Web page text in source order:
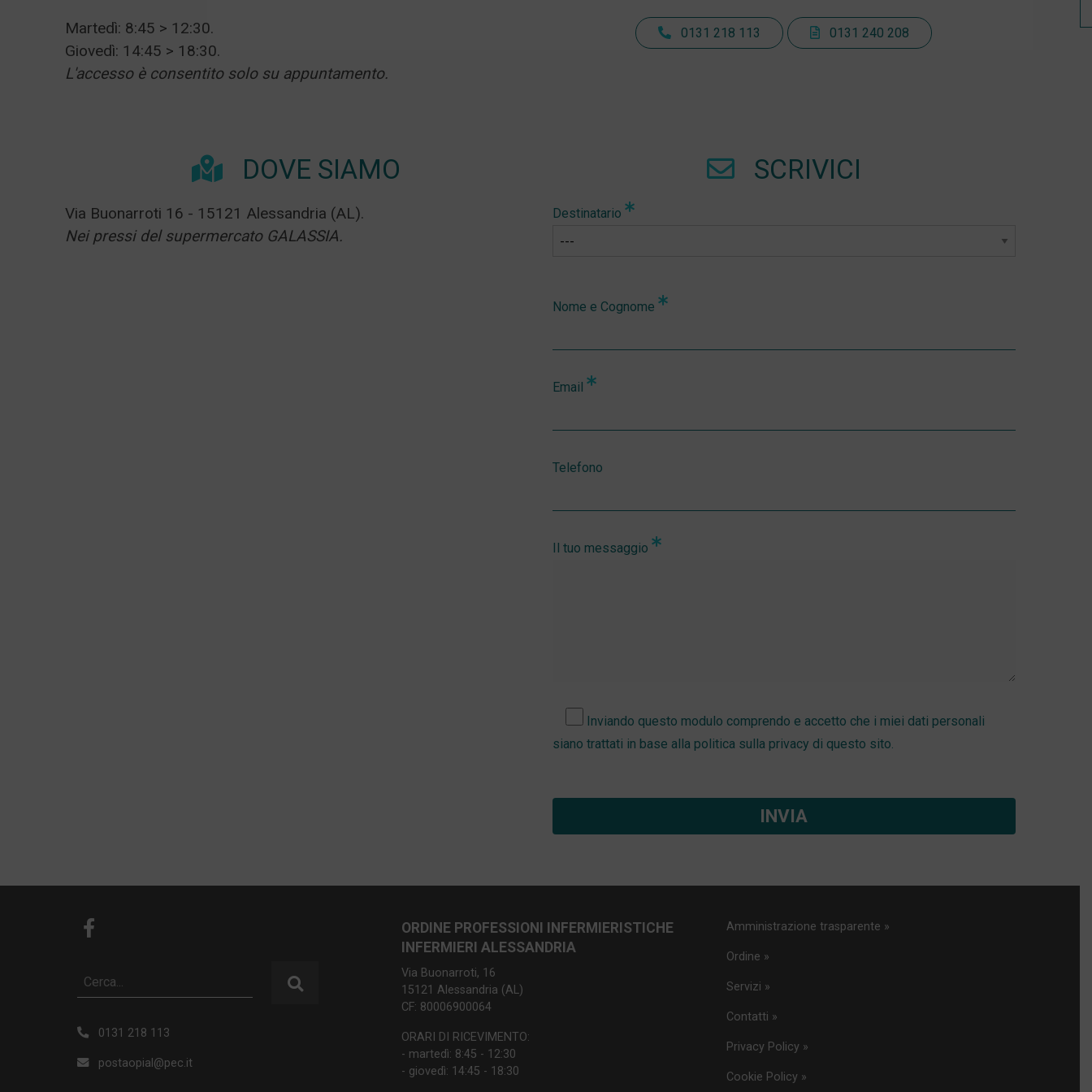
Martedì: 8:45 > 12:30.
Giovedì: 14:45 > 18:30.
L'accesso è consentito solo su appuntamento.
0131 218 113 0131 240 208
DOVE SIAMO
Via Buonarroti 16 - 15121 Alessandria (AL).
Nei pressi del supermercato GALASSIA.
SCRIVICI
Destinatario
Nome e Cognome
Email
Telefono
Il tuo messaggio
Inviando questo modulo comprendo e accetto che i miei dati personali
siano trattati in base alla politica sulla privacy di questo sito.
0131 218 113
postaopial@pec.it
ORDINE PROFESSIONI INFERMIERISTICHE
INFERMIERI ALESSANDRIA
Via Buonarroti, 16
15121 Alessandria (AL)
CF: 80006900064
ORARI DI RICEVIMENTO:
- martedì: 8:45 - 12:30
- giovedì: 14:45 - 18:30
Amministrazione trasparente »
Ordine »
Servizi »
Contatti »
Privacy Policy »
Cookie Policy »